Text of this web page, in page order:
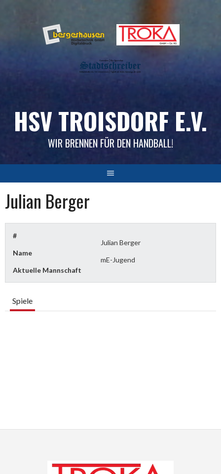
HSV TROISDORF E.V.
WIR BRENNEN FÜR DEN HANDBALL!
Julian Berger
#
Name
Julian Berger
Aktuelle Mannschaft
mE-Jugend
Spiele